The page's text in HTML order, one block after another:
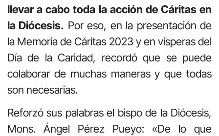
llevar a cabo toda la acción de Cáritas en
la Diócesis. Por eso, en la presentación de
la Memoria de Cáritas 2023 y en vísperas del
Día de la Caridad, recordó que se puede
colaborar de muchas maneras y que todas
son necesarias.
Reforzó sus palabras el bispo de la Diócesis,
Mons. Ángel Pérez Pueyo: «De lo que